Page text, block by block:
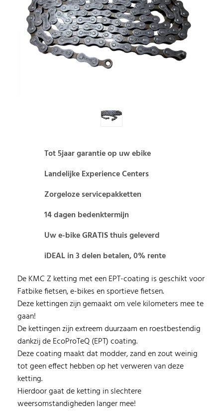
Tot 5jaar garantie op uw ebike
Landelijke Experience Centers
Zorgeloze servicepakketten
14 dagen bedenktermijn
Uw e-bike GRATIS thuis geleverd
iDEAL in 3 delen betalen, 0% rente
De KMC Z ketting met een EPT-coating is geschikt voor
Fatbike fietsen, e-bikes en sportieve fietsen.
Deze kettingen zijn gemaakt om vele kilometers mee te
gaan!
De kettingen zijn extreem duurzaam en roestbestendig
dankzij de EcoProTeQ (EPT) coating.
Deze coating maakt dat modder, zand en zout weinig
tot geen effect hebben op het verweren van deze
ketting.
Hierdoor gaat de ketting in slechtere
weersomstandigheden langer mee!